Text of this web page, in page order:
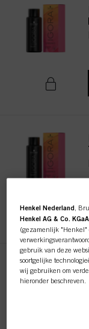
Henkel Nederland ,
Henkel AG & Co. KGaA
(gezamenlijk "Henkel"
gebruik van deze
soortgelijke
wij gebruiken om
hieronder beschreven.
aangegeven in onze